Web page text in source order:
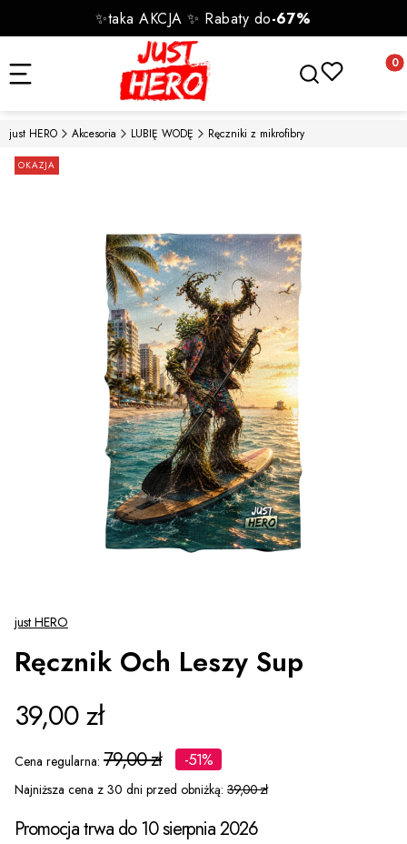
✨taka AKCJA ✨ Rabaty do-67%
Otwórz
just HERO Akcesoria LUBIĘ WODĘ Ręczniki z mikrofibry
Etykiety
OKAZJA
just HERO
Ręcznik Och Leszy Sup
39,00 zł
Cena regularna: 79,00 zł -51%
Najniższa cena z 30 dni przed obniżką: 39,00 zł
Promocja trwa do 10 sierpnia 2026